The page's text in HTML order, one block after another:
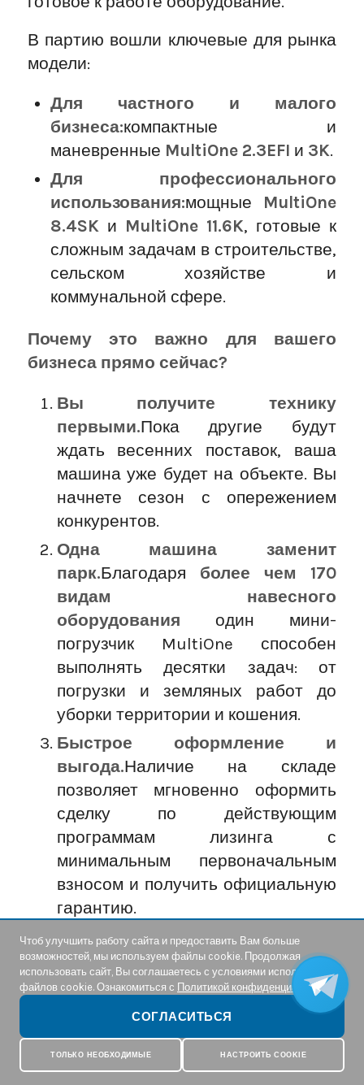
В партию вошли ключевые для рынка
модели:
Для частного и малого
бизнеса:компактные и
маневренные MultiOne 2.3EFI и 3K.
Для профессионального
использования:мощные MultiOne
8.4SKи MultiOne 11.6K, готовые к
сложным задачам в строительстве,
сельском хозяйстве и
коммунальной сфере.
Почему это важно для вашего
бизнеса прямо сейчас?
Вы получите технику
первыми.Пока другие будут
ждать весенних поставок, ваша
машина уже будет на объекте. Вы
начнете сезон с опережением
конкурентов.
Одна машина заменит
парк.Благодаря более чем 170
видам навесного
оборудования один мини-
погрузчик MultiOne способен
выполнять десятки задач: от
погрузки и земляных работ до
уборки территории и кошения.
Быстрое оформление и
выгода.Наличие на складе
позволяет мгновенно оформить
сделку по действующим
программам лизинга с
минимальным первоначальным
взносом и получить официальную
гарантию.
Техника уже здесь — осталось
сделать шаг к обновлению вашего
парка.
Техника в наличии — Минипогрузчики
MultiOne (Мультион) в России
Чтоб улучшить работу сайта и предоставить Вам больше
возможностей, мы используем файлы cookie. Продолжая
использовать сайт, Вы соглашаетесь с условиями использования
файлов cookie. Ознакомиться с Политикой конфиденциальности.
СОГЛАСИТЬСЯ
ТОЛЬКО НЕОБХОДИМЫЕ НАСТРОИТЬ COOKIE